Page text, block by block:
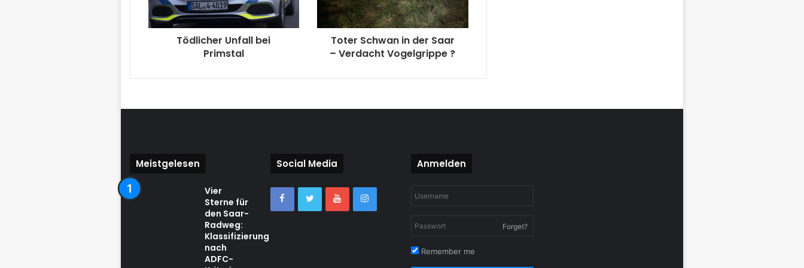
Tödlicher Unfall bei
Primstal
Toter Schwan in der Saar
– Verdacht Vogelgrippe ?
Meistgelesen
Vier
Sterne für
den Saar-
Radweg:
Klassifizierung
nach
ADFC-
Social Media Anmelden
Forget?
Remember me